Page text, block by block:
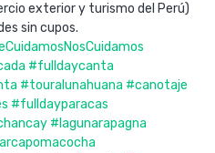
exterior y turismo del Perú)
sin cupos.
#fulldaycanta
#touralunahuana #canotaje
#fulldayparacas
#lagunarapagna